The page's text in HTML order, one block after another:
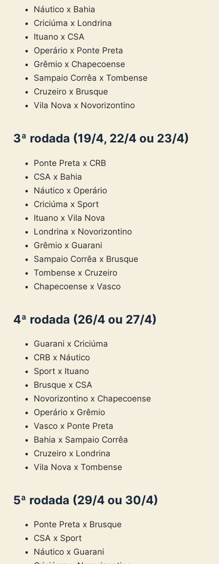
Náutico x Bahia
Criciúma x Londrina
Ituano x CSA
Operário x Ponte Preta
Grêmio x Chapecoense
Sampaio Corrêa x Tombense
Cruzeiro x Brusque
Vila Nova x Novorizontino
3ª rodada (19/4, 22/4 ou 23/4)
Ponte Preta x CRB
CSA x Bahia
Náutico x Operário
Criciúma x Sport
Ituano x Vila Nova
Londrina x Novorizontino
Grêmio x Guarani
Sampaio Corrêa x Brusque
Tombense x Cruzeiro
Chapecoense x Vasco
4ª rodada (26/4 ou 27/4)
Guarani x Criciúma
CRB x Náutico
Sport x Ituano
Brusque x CSA
Novorizontino x Chapecoense
Operário x Grêmio
Vasco x Ponte Preta
Bahia x Sampaio Corrêa
Cruzeiro x Londrina
Vila Nova x Tombense
5ª rodada (29/4 ou 30/4)
Ponte Preta x Brusque
CSA x Sport
Náutico x Guarani